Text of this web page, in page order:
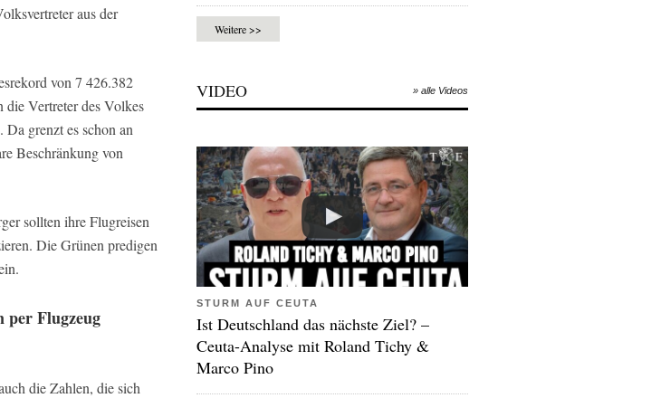
aus der
von 7 426.382
Vertreter des Volkes
grenzt es schon an
Beschränkung von
sollten ihre Flugreisen
Die Grünen predigen
per Flugzeug
die Zahlen, die sich
Weitere >>
VIDEO » alle Videos
STURM AUF CEUTA
Ist Deutschland das nächste Ziel? –
Ceuta-Analyse mit Roland Tichy &
Marco Pino